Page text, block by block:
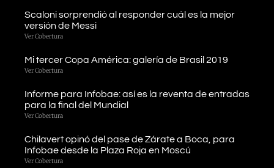
Scaloni sorprendió al responder cuál es la mejor
versión de Messi
Ver Cobertura
Mi tercer Copa América: galería de Brasil 2019
Ver Cobertura
Informe para Infobae: así es la reventa de entradas
para la final del Mundial
Ver Cobertura
Chilavert opinó del pase de Zárate a Boca, para
Infobae desde la Plaza Roja en Moscú
Ver Cobertura